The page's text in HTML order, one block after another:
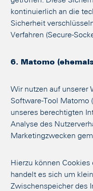
kontinuierlich an die
Sicherheit
Verfahren (Secure-
6. Matomo
Wir nutzen auf unserer
Software-Tool Matomo
unseres berechtigten
Analyse des
Marketingzwecken
Hierzu können
handelt es sich um
Zwischenspeicher des